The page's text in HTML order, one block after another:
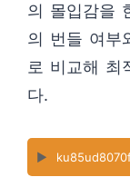
의 몰입감을
의 번들 여부
로 비교해 최
다.
▶️